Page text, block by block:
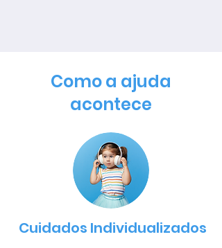
Como a ajuda
acontece
Cuidados Individualizados